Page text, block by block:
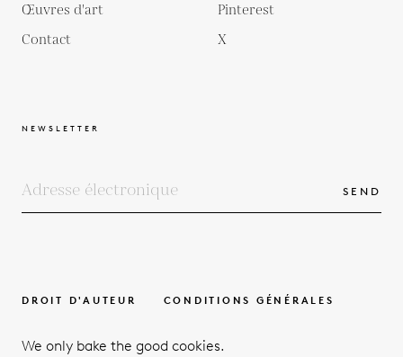
Œuvres d'art
Contact
Pinterest
X
NEWSLETTER
SEND
DROIT D'AUTEUR CONDITIONS GÉNÉRALES
We only bake the good cookies.